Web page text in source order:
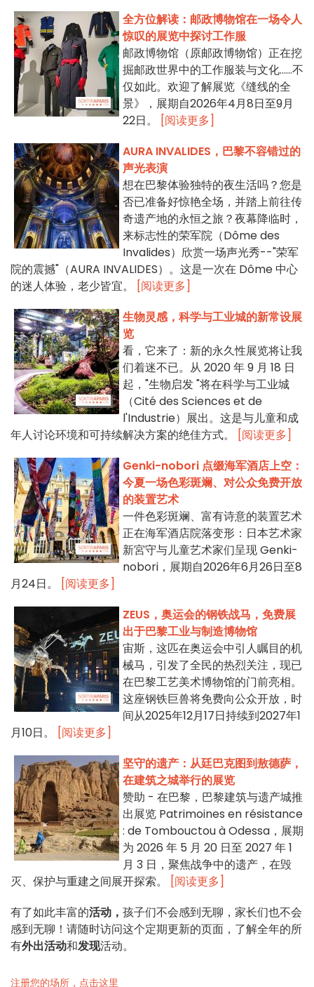
全方位解读：邮政博物馆在一场令人
惊叹的展览中探讨工作服
邮政博物馆（原邮政博物馆）正在挖
掘邮政世界中的工作服装与文化……不
仅如此。欢迎了解展览《缝线的全
景》，展期自2026年4月8日至9月
22日。
[阅读更多]
AURA INVALIDES，巴黎不容错过的
声光表演
想在巴黎体验独特的夜生活吗？您是
否已准备好惊艳全场，并踏上前往传
奇遗产地的永恒之旅？夜幕降临时，
来标志性的荣军院（Dôme des
Invalides）欣赏一场声光秀--"荣军
院的震撼"（AURA INVALIDES）。这是一次在 Dôme 中心
的迷人体验，老少皆宜。
[阅读更多]
生物灵感，科学与工业城的新常设展
览
看，它来了：新的永久性展览将让我
们着迷不已。从 2020 年 9 月 18 日
起，"生物启发 "将在科学与工业城
（Cité des Sciences et de
l'Industrie）展出。这是与儿童和成
年人讨论环境和可持续解决方案的绝佳方式。
[阅读更多]
Genki-nobori 点缀海军酒店上空：
今夏一场色彩斑斓、对公众免费开放
的装置艺术
一件色彩斑斓、富有诗意的装置艺术
正在海军酒店院落变形：日本艺术家
新宮守与儿童艺术家们呈现 Genki-
nobori，展期自2026年6月26日至8
月24日。
[阅读更多]
ZEUS，奥运会的钢铁战马，免费展
出于巴黎工业与制造博物馆
宙斯，这匹在奥运会中引人瞩目的机
械马，引发了全民的热烈关注，现已
在巴黎工艺美术博物馆的门前亮相。
这座钢铁巨兽将免费向公众开放，时
间从2025年12月17日持续到2027年1
月10日。
[阅读更多]
坚守的遗产：从廷巴克图到敖德萨，
在建筑之城举行的展览
赞助 - 在巴黎，巴黎建筑与遗产城推
出展览 Patrimoines en résistance
: de Tombouctou à Odessa，展期
为 2026 年 5 月 20 日至 2027 年 1
月 3 日，聚焦战争中的遗产，在毁
灭、保护与重建之间展开探索。
[阅读更多]
有了如此丰富的活动， 孩子们不会感到无聊，家长们也不会
感到无聊！请随时访问这个定期更新的页面，了解全年的所
有外出活动和发现活动。
注册您的场所，点击这里